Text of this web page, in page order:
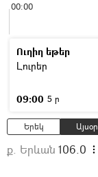
00:00
Ուղիղ եթեր
Լուրեր
09:00 5 ր
Երեկ Այսօր
ք. Երևան 106.0